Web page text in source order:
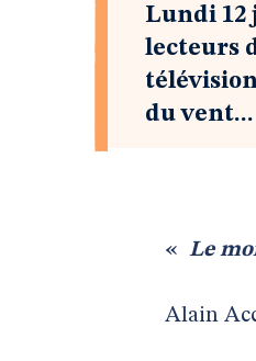
Lundi 12
lecteurs
du vent...
« Le
Alain